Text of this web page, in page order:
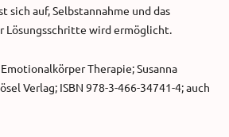
sich auf, Selbstannahme und das
Lösungsschritte wird ermöglicht.
Therapie; Susanna
Verlag; ISBN 978-3-466-34741-4; auch